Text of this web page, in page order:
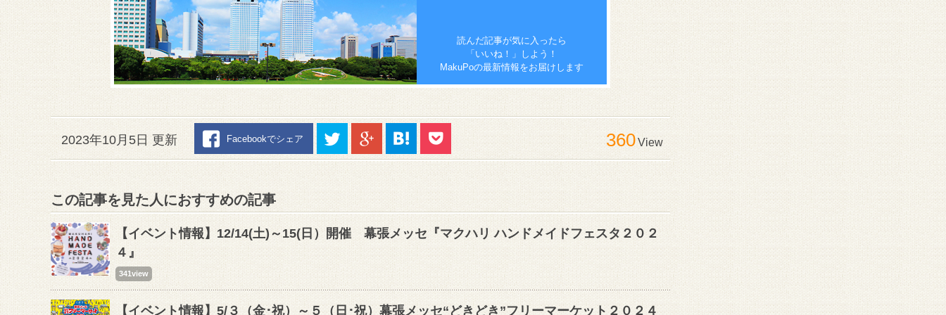
読んだ記事が気に入ったら
「いいね！」しよう！
MakuPoの最新情報をお届けします
2023年10月5日 更新 Facebookでシェア 360View
この記事を見た人におすすめの記事
【イベント情報】12/14(土)～15(日）開催 幕張メッセ『マクハリ ハンドメイドフェスタ２０２
４』
341view
【イベント情報】5/３（金･祝）～５（日･祝）幕張メッセ“どきどき”フリーマーケット２０２４